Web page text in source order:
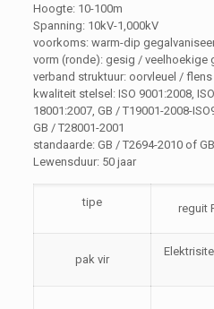
Hoogte: 10-100m
Spanning: 10kV-1,000kV
voorkoms: warm-dip
vorm (ronde): gesig / veelhoekige
verband struktuur: oorvleuel / flens
kwaliteit stelsel: ISO 9001:2008,
18001:2007, GB / T19001-2008-
GB / T28001-2001
standaarde: GB / T2694-2010 of
Lewensduur: 50 jaar
tipe reguit
pak vir